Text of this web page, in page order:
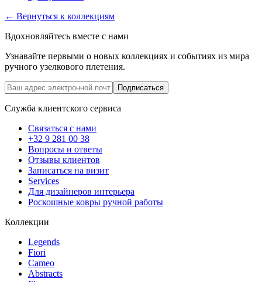
← Вернуться к коллекциям
Вдохновляйтесь вместе с нами
Узнавайте первыми о новых коллекциях и событиях из мира
ручного узелкового плетения.
Подписаться
Служба клиентского сервиса
Связаться с нами
+32 9 281 00 38
Вопросы и ответы
Отзывы клиентов
Записаться на визит
Services
Для дизайнеров интерьера
Роскошные ковры ручной работы
Коллекции
Legends
Fiori
Cameo
Abstracts